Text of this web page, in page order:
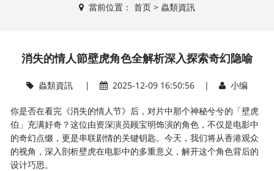
當前位置： 首页> 蟲類資訊
消失的情人節壁虎角色全解析深入探索奇幻隐喻
蟲類資訊| 2025-12-09 16:50:56 | 小编
你是否在看完《消失的情人节》后，对片中那个神秘兮兮的「壁虎
伯」充满好奇？这位由资深演员顾宝明饰演的角色，不仅是电影中
的奇幻点缀，更是串联剧情的关键钥匙。今天，我们将从香港观众
的视角，深入剖析壁虎在电影中的多重意义，解开这个角色背后的
设计巧思。